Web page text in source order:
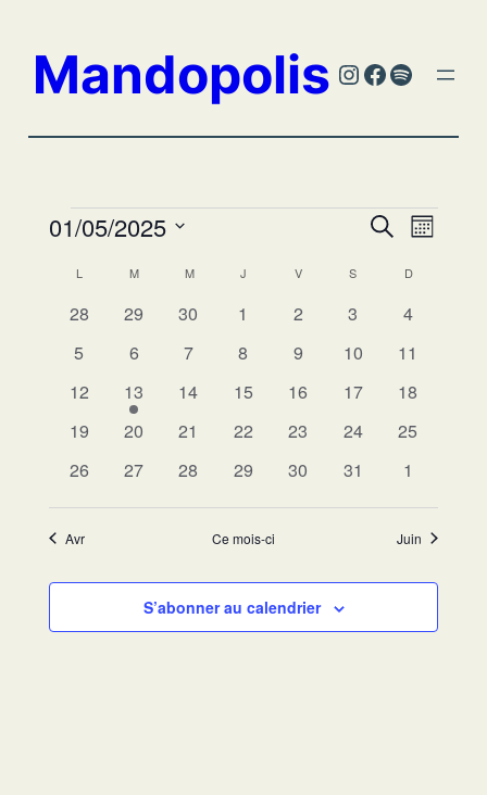
Mandopolis Instagram
Facebook
Spotify
Évènements
de
vues
Recherche
Mois
01/05/2025
date.
Calendrier
de
Évènements
L M MMERCREDI
J VVENDREDI
S DDIMANCHE
0
28
0
29
0
30
0
1
0
2
0
3
0
4
0
5
0
6
0
7
0
8
0
9
0
10
0
11
0
évènements
12
1
évènement
13
0
14
0
15
0
16
0
17
0
18
0
19
0
20
0
21
0
22
0
23
0
24
0
25
0
26
0
27
0
28
0
29
0
30
0
31
0
1
Avr Ce mois-ci Juin
S’abonner au calendrier